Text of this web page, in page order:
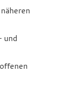
und